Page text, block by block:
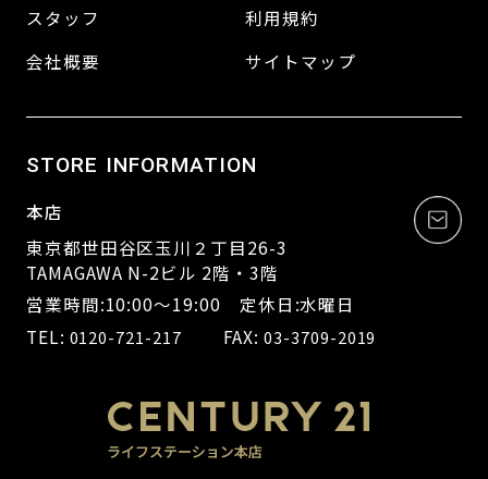
スタッフ
会社概要
利用規約
サイトマップ
STORE INFORMATION
本店
東京都世田谷区玉川２丁目26-3
TAMAGAWA N-2ビル 2階・3階
営業時間:10:00～19:00 定休日:水曜日
TEL: 0120-721-217 FAX:03-3709-2019